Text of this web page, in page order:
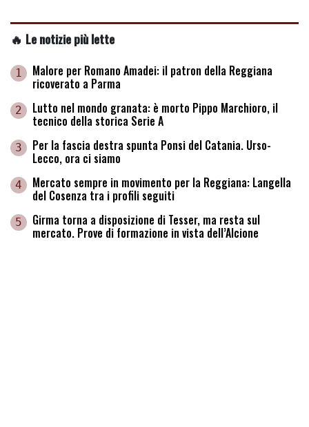
🔥 Le notizie più lette
1 Malore per Romano Amadei: il patron della Reggiana
ricoverato a Parma
2 Lutto nel mondo granata: è morto Pippo Marchioro, il
tecnico della storica Serie A
3 Per la fascia destra spunta Ponsi del Catania. Urso-
Lecco, ora ci siamo
4 Mercato sempre in movimento per la Reggiana: Langella
del Cosenza tra i profili seguiti
5 Girma torna a disposizione di Tesser, ma resta sul
mercato. Prove di formazione in vista dell’Alcione